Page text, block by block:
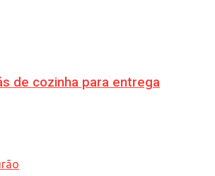
de cozinha para entrega